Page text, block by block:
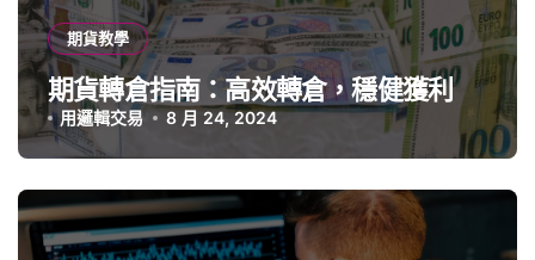
期貨教學
期貨轉倉指南：高效轉倉，穩健獲利
用邏輯交易 8 月 24, 2024